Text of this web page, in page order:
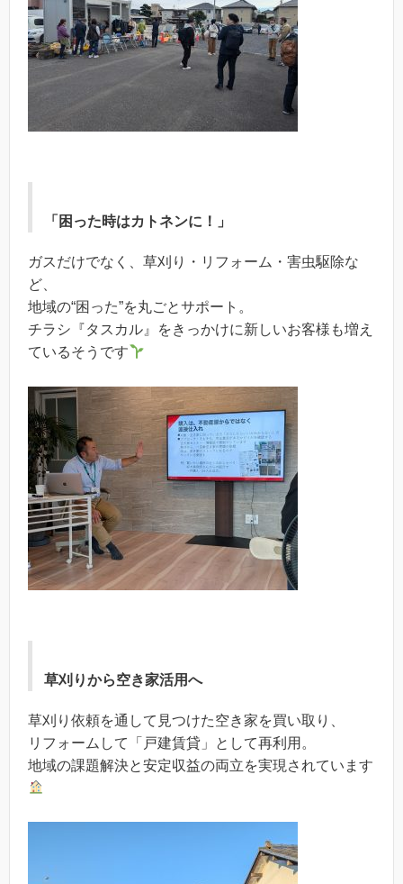
「困った時はカトネンに！」
ガスだけでなく、草刈り・リフォーム・害虫駆除な
ど、
地域の“困った”を丸ごとサポート。
チラシ『タスカル』をきっかけに新しいお客様も増え
ているそうです
草刈りから空き家活用へ
草刈り依頼を通して見つけた空き家を買い取り、
リフォームして「戸建賃貸」として再利用。
地域の課題解決と安定収益の両立を実現されています